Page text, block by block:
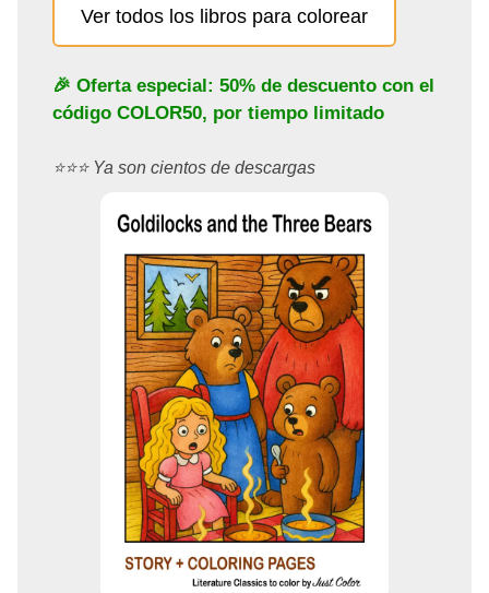
Ver todos los libros para colorear
🎉 Oferta especial: 50% de descuento con el
código COLOR50, por tiempo limitado
⭐️⭐️⭐️ Ya son cientos de descargas